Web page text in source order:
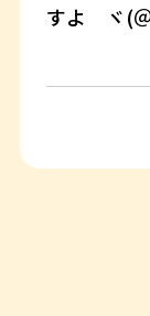
すよ ヾ(